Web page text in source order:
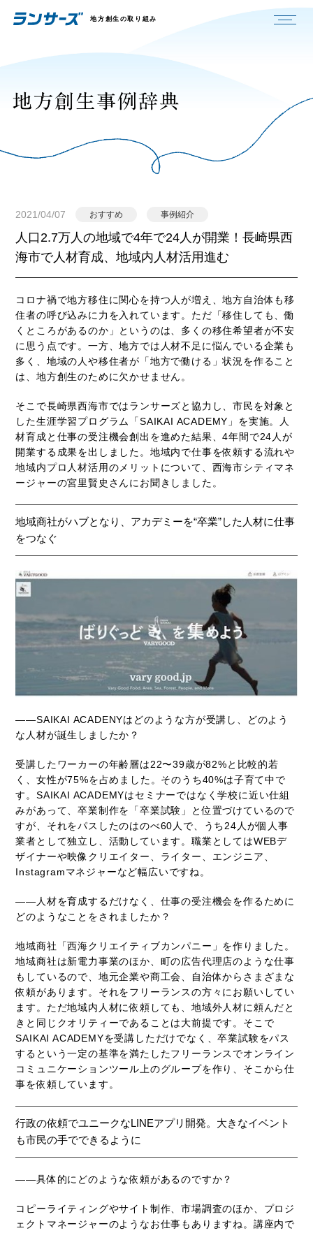
地方創生の取り組み
2021/04/07 おすすめ 事例紹介
人口2.7万人の地域で4年で24人が開業！長崎県西
海市で人材育成、地域内人材活用進む
コロナ禍で地方移住に関心を持つ人が増え、地方自治体も移
住者の呼び込みに力を入れています。ただ「移住しても、働
くところがあるのか」というのは、多くの移住希望者が不安
に思う点です。一方、地方では人材不足に悩んでいる企業も
多く、地域の人や移住者が「地方で働ける」状況を作ること
は、地方創生のために欠かせません。
そこで長崎県西海市ではランサーズと協力し、市民を対象と
した生涯学習プログラム「SAIKAI ACADEMY」を実施。人
材育成と仕事の受注機会創出を進めた結果、4年間で24人が
開業する成果を出しました。地域内で仕事を依頼する流れや
地域内プロ人材活用のメリットについて、西海市シティマネ
ージャーの宮里賢史さんにお聞きしました。
地域商社がハブとなり、アカデミーを“卒業”した人材に仕事
をつなぐ
――SAIKAI ACADENYはどのような方が受講し、どのよう
な人材が誕生しましたか？
受講したワーカーの年齢層は22〜39歳が82%と比較的若
く、女性が75%を占めました。そのうち40%は子育て中で
す。SAIKAI ACADEMYはセミナーではなく学校に近い仕組
みがあって、卒業制作を「卒業試験」と位置づけているので
すが、それをパスしたのはのべ60人で、うち24人が個人事
業者として独立し、活動しています。職業としてはWEBデ
ザイナーや映像クリエイター、ライター、エンジニア、
Instagramマネジャーなど幅広いですね。
――人材を育成するだけなく、仕事の受注機会を作るために
どのようなことをされましたか？
地域商社「西海クリエイティブカンパニー」を作りました。
地域商社は新電力事業のほか、町の広告代理店のような仕事
もしているので、地元企業や商工会、自治体からさまざまな
依頼があります。それをフリーランスの方々にお願いしてい
ます。ただ地域内人材に依頼しても、地域外人材に頼んだと
きと同じクオリティーであることは大前提です。そこで
SAIKAI ACADEMYを受講しただけでなく、卒業試験をパス
するという一定の基準を満たしたフリーランスでオンライン
コミュニケーションツール上のグループを作り、そこから仕
事を依頼しています。
行政の依頼でユニークなLINEアプリ開発。大きなイベント
も市民の手でできるように
――具体的にどのような依頼があるのですか？
コピーライティングやサイト制作、市場調査のほか、プロジ
ェクトマネージャーのようなお仕事もありますね。講座内で